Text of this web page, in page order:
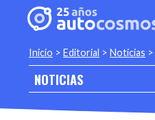
Inicio > Editorial > Noticias >
NOTICIAS